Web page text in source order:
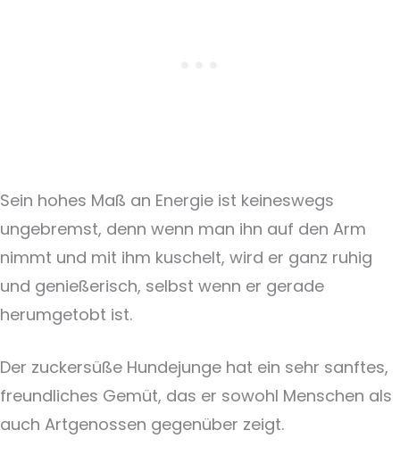
Sein hohes Maß an Energie ist keineswegs
ungebremst, denn wenn man ihn auf den Arm
nimmt und mit ihm kuschelt, wird er ganz ruhig
und genießerisch, selbst wenn er gerade
herumgetobt ist.
Der zuckersüße Hundejunge hat ein sehr sanftes,
freundliches Gemüt, das er sowohl Menschen als
auch Artgenossen gegenüber zeigt.